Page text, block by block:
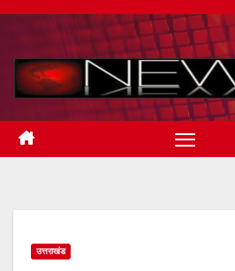
Skip
content
उत्तराखंड